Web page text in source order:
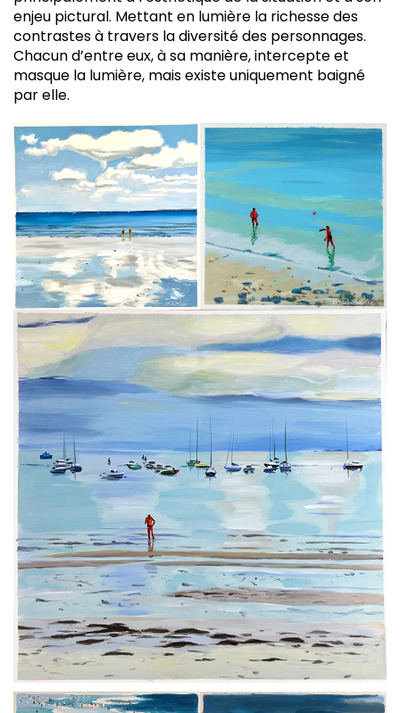
enjeu pictural. Mettant en lumière la richesse des
contrastes à travers la diversité des personnages.
Chacun d’entre eux, à sa manière, intercepte et
masque la lumière, mais existe uniquement baigné
par elle.